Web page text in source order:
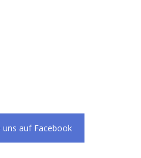
uns auf Facebook